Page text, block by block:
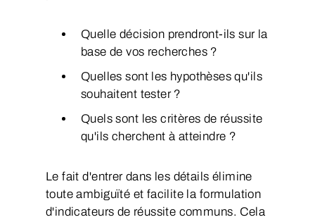
Quelle décision prendront-ils sur la
base de vos recherches ?
Quelles sont les hypothèses qu'ils
souhaitent tester ?
Quels sont les critères de réussite
qu'ils cherchent à atteindre ?
Le fait d'entrer dans les détails élimine
toute ambiguïté et facilite la formulation
d'indicateurs de réussite communs. Cela